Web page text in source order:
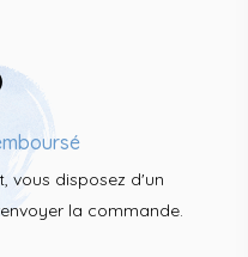
vous disposez d'un
la commande.